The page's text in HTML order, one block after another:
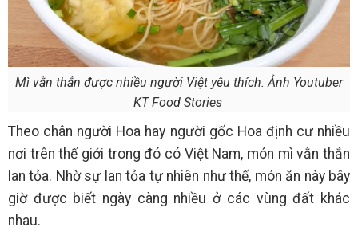
Mì vằn thắn được nhiều người Việt yêu thích. Ảnh Youtuber
KT Food Stories
Theo chân người Hoa hay người gốc Hoa định cư nhiều
nơi trên thế giới trong đó có Việt Nam, món mì vằn thắn
lan tỏa. Nhờ sự lan tỏa tự nhiên như thế, món ăn này bây
giờ được biết ngày càng nhiều ở các vùng đất khác
nhau.